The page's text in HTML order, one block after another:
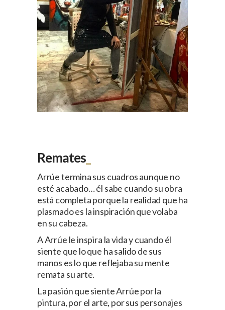
Remates
Arrúe termina sus cuadros aunque no
esté acabado… él sabe cuando su obra
está completa porque la realidad que ha
plasmado es la inspiración que volaba
en su cabeza.
A Arrúe le inspira la vida y cuando él
siente que lo que ha salido de sus
manos es lo que reflejaba su mente
remata su arte.
La pasión que siente Arrúe por la
pintura, por el arte, por sus personajes